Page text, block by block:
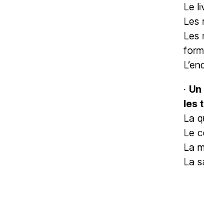
Le
Les
Les
·
les
La
Le
La
La